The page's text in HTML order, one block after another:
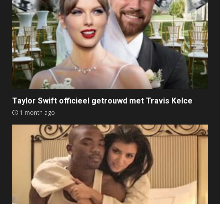
Taylor Swift officieel getrouwd met Travis Kelce
1 month ago